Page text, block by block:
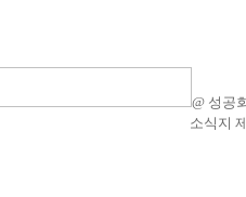
@ 성공
소식지